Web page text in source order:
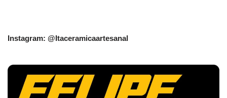
Instagram: @Itaceramicaartesanal